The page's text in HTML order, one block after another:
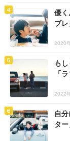
優く
ブ
2020
も
「
2022
自
タ